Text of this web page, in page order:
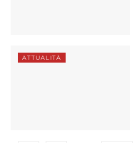
ATTUALITÀ